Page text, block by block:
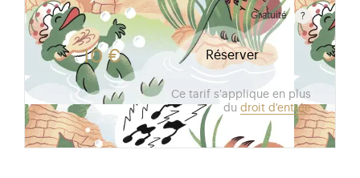
Gratuité
Gratuit pour les enfants de moins de 10 ans. Tarif
10 € Réserver
Ce tarif s'applique en plus
du droit d'entrée